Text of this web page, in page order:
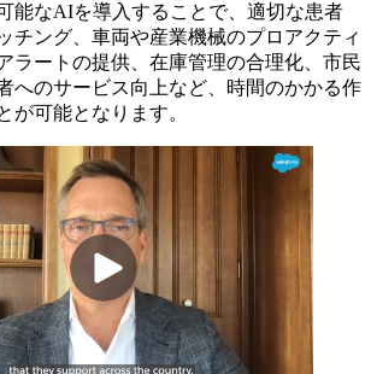
能なAIを導入することで、適切な患者
チング、車両や産業機械のプロアクティ
ラートの提供、在庫管理の合理化、市民
へのサービス向上など、時間のかかる作
が可能となります。